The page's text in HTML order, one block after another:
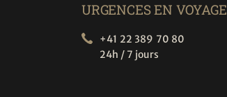
URGENCES EN VOYAGE
+41 22 389 70 80
24h / 7 jours